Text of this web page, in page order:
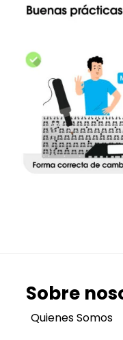
Sobre
Quienes Somos